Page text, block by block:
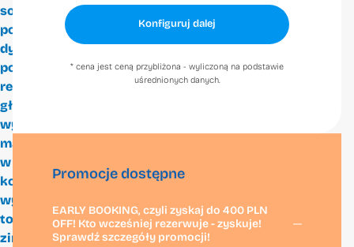
FAQ
Kontakt
sobie grudniowy
poranek, w którym
dynamiczną jazdę
po pustym
resorcie, kończysz
głębokim
wydechem na
macie i relaksem
w saunie. To nie
kolejny zwykły
wyjazd na narty –
to Twój osobisty,
zimowy reset.
Konfiguruj dalej
* cena jest ceną przybliżona - wyliczoną na podstawie
uśrednionych danych.
Promocje dostępne
EARLY BOOKING, czyli zyskaj do 400 PLN
OFF! Kto wcześniej rezerwuje - zyskuje!
Sprawdź szczegóły promocji!